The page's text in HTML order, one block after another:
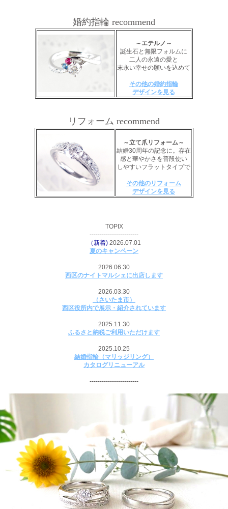
婚約指輪 recommend
～エテルノ～
誕生石と無限フォルムに
二人の永遠の愛と
末永い幸せの願いを込めて
その他の婚約指輪
デザインを見る
リフォーム recommend
～立て爪リフォーム～
結婚30周年の記念に。存在
感と華やかさを普段使い
しやすいフラットタイプで
その他のリフォーム
デザインを見る
TOPIX
------------------------
（新着)2026.07.01
夏のキャンペーン
2026.06.30
西区のナイトマルシェに出店します
2026.03.30
（さいたま市）
西区役所内で展示・紹介されています
2025.11.30
ふるさと納税ご利用いただけます
2025.10.25
結婚指輪（マリッジリング）
カタログリニューアル
------------------------